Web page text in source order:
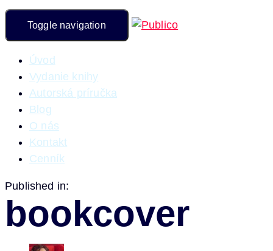
Toggle navigation
Úvod
Vydanie knihy
Autorská príručka
Blog
O nás
Kontakt
Cenník
Published in:
bookcover